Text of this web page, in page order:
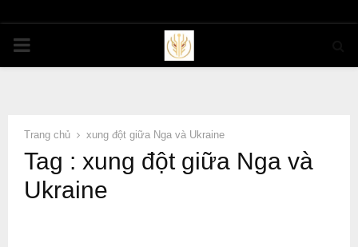
PRIMARY
Trang chủ xung đột giữa Nga và Ukraine
Tag : xung đột giữa Nga và
Ukraine